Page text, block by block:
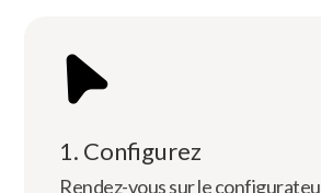
1. Configurez
Rendez-vous sur le